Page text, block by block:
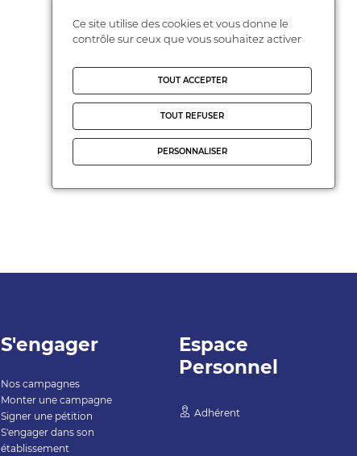
S'engager
Nos campagnes
Monter une campagne
Signer une pétition
S'engager dans son
établissement
Espace
Personnel
Adhérent
Ce site utilise des cookies et vous donne le
contrôle sur ceux que vous souhaitez activer
TOUT ACCEPTER
TOUT REFUSER
PERSONNALISER